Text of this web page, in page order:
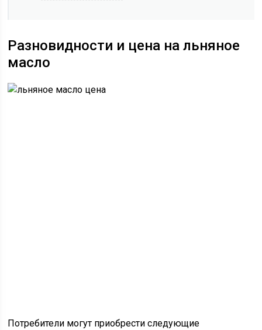
Разновидности и цена на льняное
масло
Потребители могут приобрести следующие